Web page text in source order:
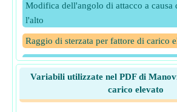
Modifica dell'angolo di attacco a causa
l'alto
Raggio di sterzata per fattore di carico
Raggio di virata per un dato carico alare
Raggio di virata per un dato
Variabili utilizzate nel PDF di
carico elevato